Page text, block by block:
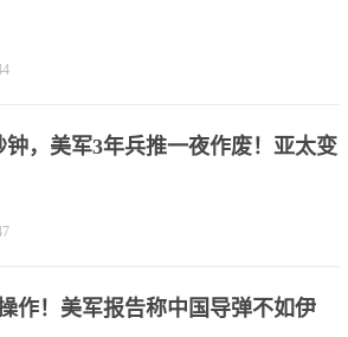
钟，美军3年兵推一夜作废！亚太变
作！美军报告称中国导弹不如伊